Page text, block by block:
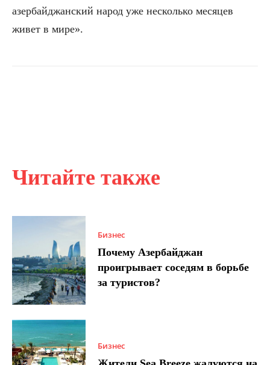
Читайте также
Бизнес
Почему Азербайджан
проигрывает соседям в борьбе
за туристов?
Бизнес
азербайджанский народ уже несколько месяцев
живет в мире».